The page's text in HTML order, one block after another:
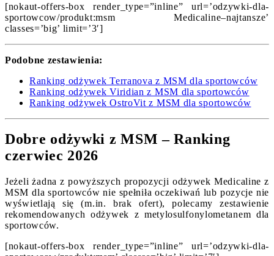
[nokaut-offers-box render_type=”inline” url=’odzywki-dla-
sportowcow/produkt:msm Medicaline–najtansze’
classes=’big’ limit=’3′]
Podobne zestawienia:
Ranking odżywek Terranova z MSM dla sportowców
Ranking odżywek Viridian z MSM dla sportowców
Ranking odżywek OstroVit z MSM dla sportowców
Dobre odżywki z MSM – Ranking
czerwiec 2026
Jeżeli żadna z powyższych propozycji odżywek Medicaline z
MSM dla sportowców nie spełniła oczekiwań lub pozycje nie
wyświetlają się (m.in. brak ofert), polecamy zestawienie
rekomendowanych odżywek z metylosulfonylometanem dla
sportowców.
[nokaut-offers-box render_type=”inline” url=’odzywki-dla-